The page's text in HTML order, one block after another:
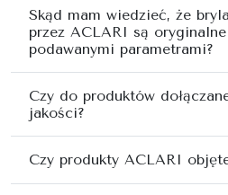
Skąd mam wiedzieć, że
przez ACLARI są
podawanymi parametrami?
Czy do produktów
jakości?
Czy produkty ACLARI